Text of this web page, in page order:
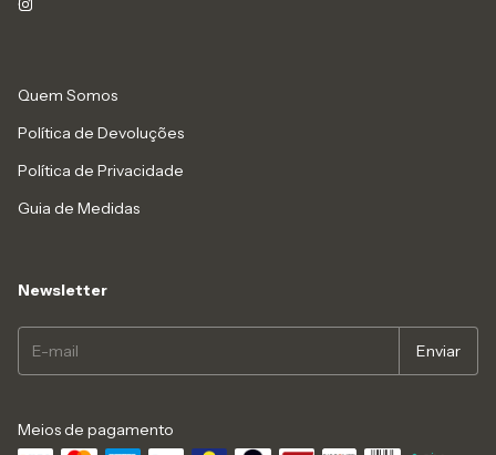
Quem Somos
Política de Devoluções
Política de Privacidade
Guia de Medidas
Newsletter
Meios de pagamento